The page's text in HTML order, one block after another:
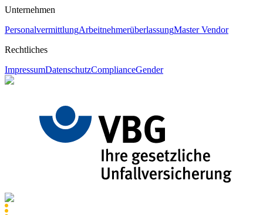
Unternehmen
PersonalvermittlungArbeitnehmerüberlassungMaster Vendor
Rechtliches
ImpressumDatenschutzComplianceGender